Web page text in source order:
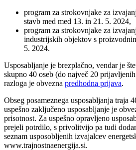
program za strokovnjake za
stavb med med 13. in 21. 5. 2024,
program za strokovnjake za
industrijskih objektov s
5. 2024.
Usposabljanje je brezplačno, vendar je
skupno 40 oseb (do največ 20
razloga je obvezna predhodna prijava.
Obseg posameznega usposabljanja traja
uspešno zaključeno usposabljanje je
prisotnost. Za uspešno opravljeno
prejeli potrdilo, s privolitvijo pa tudi
seznam usposobljenih izvajalcev
www.trajnostnaenergija.si.